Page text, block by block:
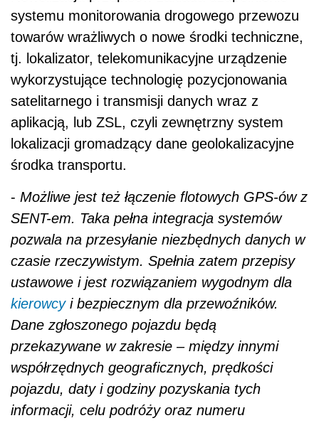
systemu monitorowania drogowego przewozu
towarów wrażliwych o nowe środki techniczne,
tj. lokalizator, telekomunikacyjne urządzenie
wykorzystujące technologię pozycjonowania
satelitarnego i transmisji danych wraz z
aplikacją, lub ZSL, czyli zewnętrzny system
lokalizacji gromadzący dane geolokalizacyjne
środka transportu.
- Możliwe jest też łączenie flotowych GPS-ów z
SENT-em. Taka pełna integracja systemów
pozwala na przesyłanie niezbędnych danych w
czasie rzeczywistym. Spełnia zatem przepisy
ustawowe i jest rozwiązaniem wygodnym dla
kierowcyi bezpiecznym dla przewoźników.
Dane zgłoszonego pojazdu będą
przekazywane w zakresie – między innymi
współrzędnych geograficznych, prędkości
pojazdu, daty i godziny pozyskania tych
informacji, celu podróży oraz numeru